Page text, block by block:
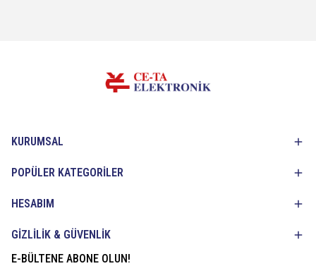
KURUMSAL
POPÜLER KATEGORİLER
HESABIM
GİZLİLİK & GÜVENLİK
E-BÜLTENE ABONE OLUN!